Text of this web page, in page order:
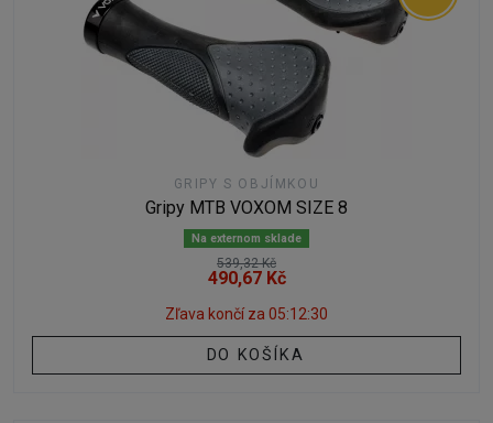
GRIPY S OBJÍMKOU
Gripy MTB VOXOM SIZE 8
Na externom sklade
539,32 Kč
490,67 Kč
Zľava končí za 05:12:29
DO KOŠÍKA